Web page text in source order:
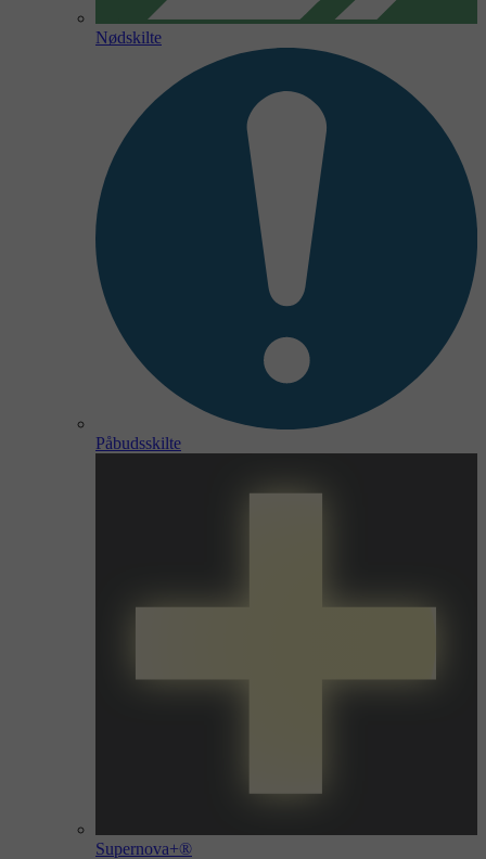
Nødskilte
Påbudsskilte
Supernova+®